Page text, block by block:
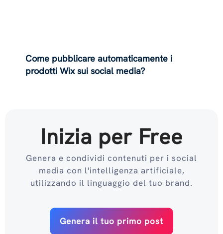
Come pubblicare automaticamente i
prodotti Wix sui social media?
Inizia per Free
Genera e condividi contenuti per i social
media con l'intelligenza artificiale,
utilizzando il linguaggio del tuo brand.
Genera il tuo primo post